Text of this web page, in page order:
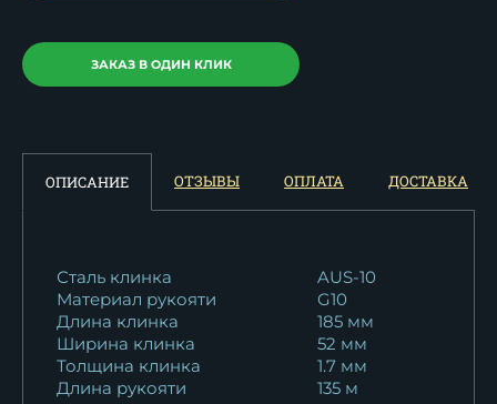
ЗАКАЗ В ОДИН КЛИК
ОПИСАНИЕ ОТЗЫВЫ ОПЛАТА ДОСТАВКА
Сталь клинка
AUS-10
Материал рукояти
G10
Длина клинка
185 мм
Ширина клинка
52 мм
Толщина клинка
1.7 мм
Длина рукояти
135 м